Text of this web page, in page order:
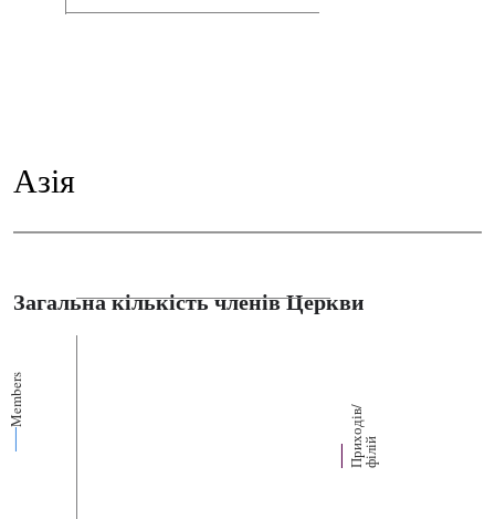
Азія
Загальна кількість членів Церкви
Members
П
р
их
о
д
і
в
/
ф
і
л
ій